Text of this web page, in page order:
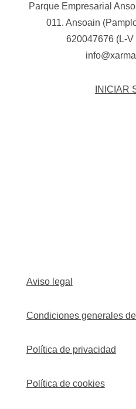
Parque Empresarial
011. Ansoain
620047676 (L-
INICIAR
Aviso legal
Condiciones generales
Política de privacidad
Política de cookies